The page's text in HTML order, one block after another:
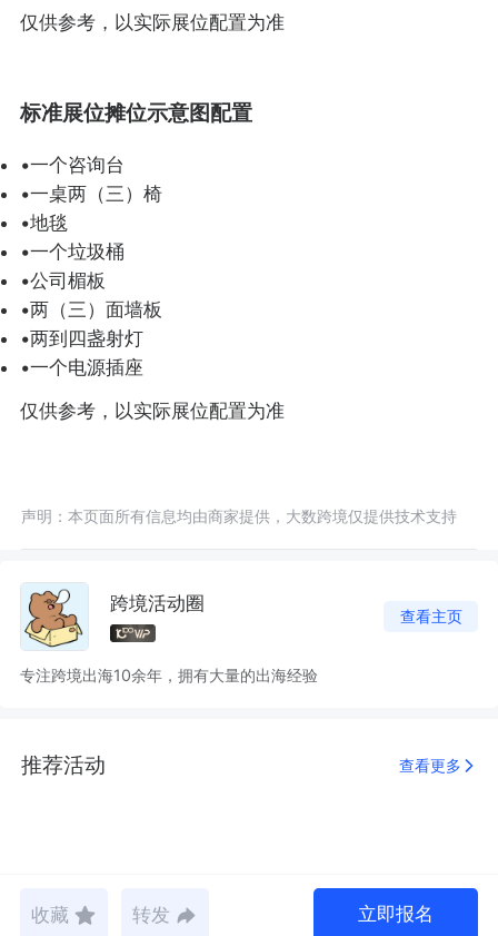
仅供参考，以实际展位配置为准
标准展位摊位示意图配置
•一个咨询台
•一桌两（三）椅
•地毯
•一个垃圾桶
•公司楣板
•两（三）面墙板
•两到四盏射灯
•一个电源插座
仅供参考，以实际展位配置为准
声明：本页面所有信息均由商家提供，大数跨境仅提供技术支持
跨境活动圈
查看主页
专注跨境出海10余年，拥有大量的出海经验
推荐活动 查看更多
收藏 转发 立即报名